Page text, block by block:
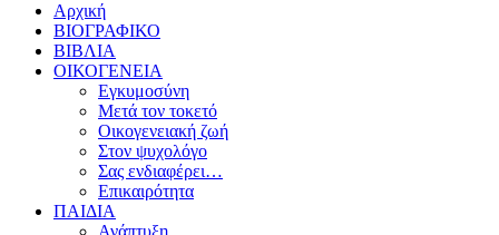
Αρχική
ΒΙΟΓΡΑΦΙΚΟ
ΒΙΒΛΙΑ
ΟΙΚΟΓΕΝΕΙΑ
Εγκυμοσύνη
Μετά τον τοκετό
Οικογενειακή ζωή
Στον ψυχολόγο
Σας ενδιαφέρει…
Επικαιρότητα
ΠΑΙΔΙΑ
Ανάπτυξη